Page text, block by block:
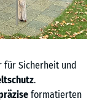
für Sicherheit und
.
formatierten